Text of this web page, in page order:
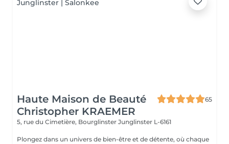
Haute Maison de Beauté
Christopher KRAEMER
65
5, rue du Cimetière, Bourglinster Junglinster L-6161
Plongez dans un univers de bien-être et de détente, où chaque